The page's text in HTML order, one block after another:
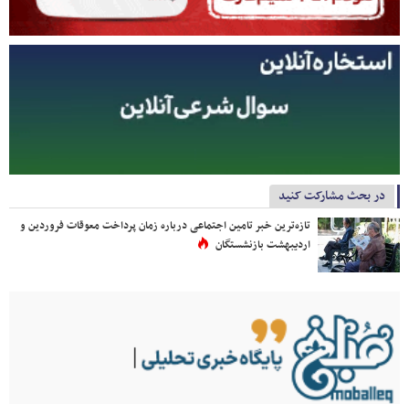
در بحث مشارکت کنید
تازه‌ترین خبر تامین اجتماعی درباره زمان پرداخت معوقات فروردین و
اردیبهشت بازنشستگان